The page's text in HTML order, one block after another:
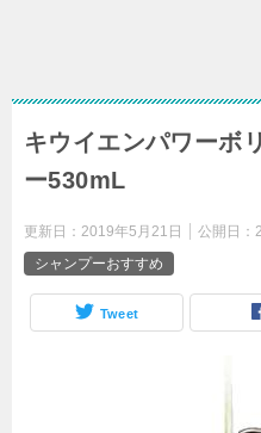
キウイエンパワーボ
ー530mL
更新日： 2019年5月21日 公開日：
シャンプーおすすめ
Tweet